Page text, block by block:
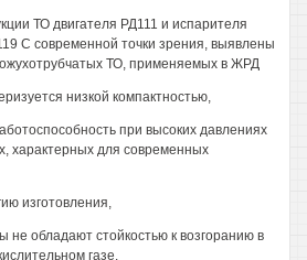
ТО двигателя РД111 и испарителя
С современной точки зрения, выявлены
ТО, применяемых в ЖРД
низкой компактностью,
при высоких давлениях
характерных для современных
изготовления,
не обладают стойкостью к возгоранию в
газе.